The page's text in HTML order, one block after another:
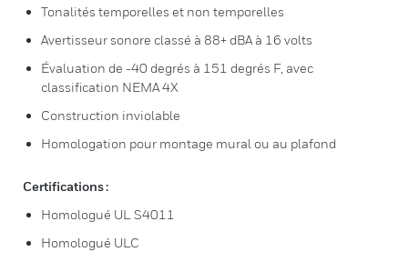
Tonalités temporelles et non temporelles
Avertisseur sonore classé à 88+ dBA à 16 volts
Évaluation de -40 degrés à 151 degrés F, avec
classification NEMA 4X
Construction inviolable
Homologation pour montage mural ou au plafond
Certifications :
Homologué UL S4011
Homologué ULC